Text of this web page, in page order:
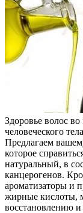
Здоровье волос
человеческого
Предлагаем
которое
натуральный, в
канцерогенов.
ароматизаторы и
жирные кислоты,
восстановлению и